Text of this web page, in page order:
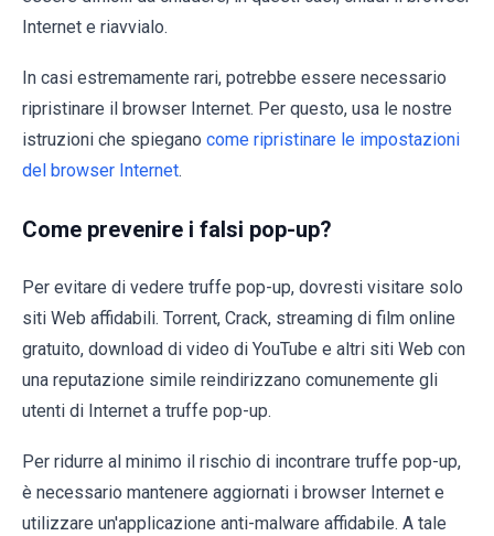
Internet e riavvialo.
In casi estremamente rari, potrebbe essere necessario
ripristinare il browser Internet. Per questo, usa le nostre
istruzioni che spiegano come ripristinare le impostazioni
del browser Internet.
Come prevenire i falsi pop-up?
Per evitare di vedere truffe pop-up, dovresti visitare solo
siti Web affidabili. Torrent, Crack, streaming di film online
gratuito, download di video di YouTube e altri siti Web con
una reputazione simile reindirizzano comunemente gli
utenti di Internet a truffe pop-up.
Per ridurre al minimo il rischio di incontrare truffe pop-up,
è necessario mantenere aggiornati i browser Internet e
utilizzare un'applicazione anti-malware affidabile. A tale